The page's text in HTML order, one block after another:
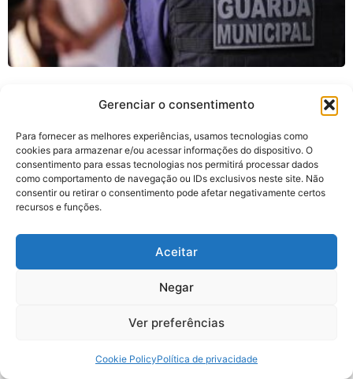
Gerenciar o consentimento
Para fornecer as melhores experiências, usamos tecnologias como
cookies para armazenar e/ou acessar informações do dispositivo. O
consentimento para essas tecnologias nos permitirá processar dados
como comportamento de navegação ou IDs exclusivos neste site. Não
consentir ou retirar o consentimento pode afetar negativamente certos
recursos e funções.
Aceitar
Negar
Ver preferências
Cookie PolicyPolítica de privacidade
Guarda de Arapiraca
Dino aciona Polícia Federal após auditoria do TCU
apontar irregularidades em emendas PIX